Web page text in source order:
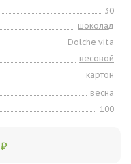
30
шоколад
Dolche vita
весовой
картон
весна
100
₽